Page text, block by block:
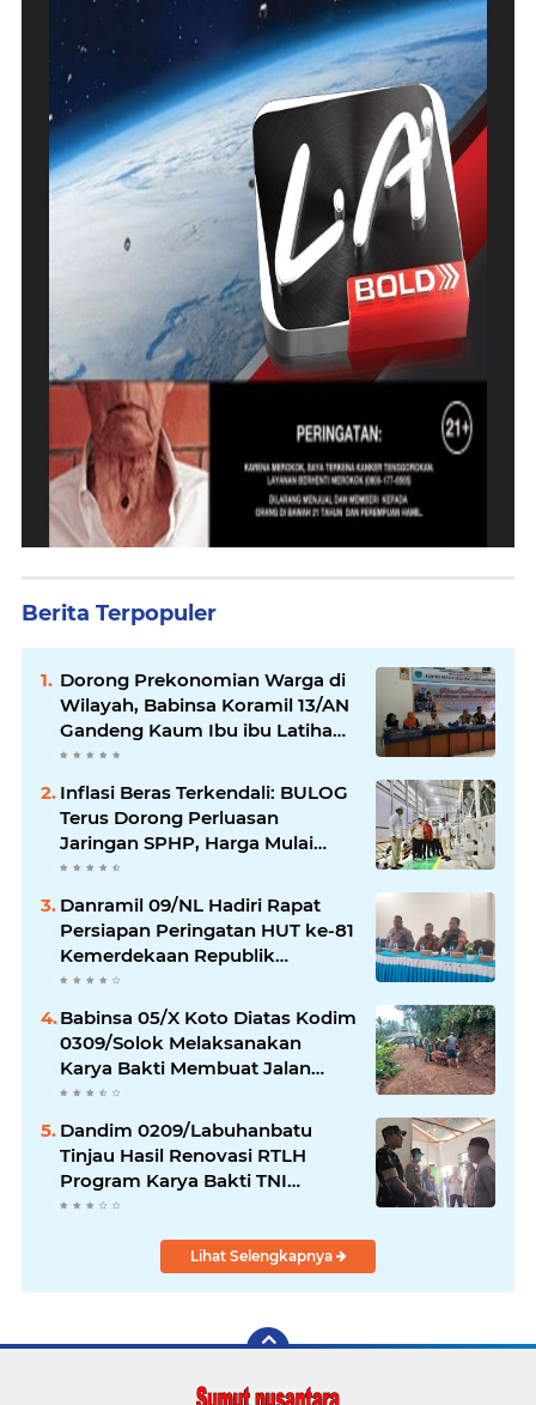
Berita Terpopuler
Dorong Prekonomian Warga di
Wilayah, Babinsa Koramil 13/AN
Gandeng Kaum Ibu ibu Latihan
Jahit Menjahit
Inflasi Beras Terkendali: BULOG
Terus Dorong Perluasan
Jaringan SPHP, Harga Mulai
Turun di Ratusan Daerah
Danramil 09/NL Hadiri Rapat
Persiapan Peringatan HUT ke-81
Kemerdekaan Republik
Indonesia
Babinsa 05/X Koto Diatas Kodim
0309/Solok Melaksanakan
Karya Bakti Membuat Jalan
Usaha Tani Bersama Warga
Dandim 0209/Labuhanbatu
Tinjau Hasil Renovasi RTLH
Program Karya Bakti TNI
Semester I Tahun 2026
Lihat Selengkapnya